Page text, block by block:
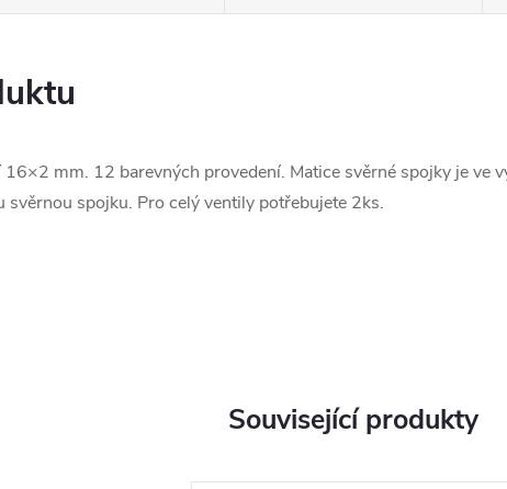
mm. 12 barevných provedení. Matice svěrné spojky je ve
spojku. Pro celý ventily potřebujete 2ks.
Související produkty